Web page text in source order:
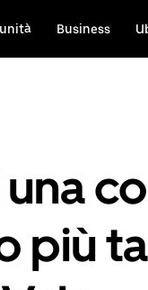
unità Business
più